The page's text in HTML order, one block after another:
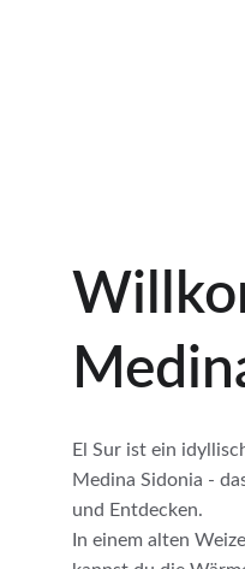
El Sur ist ein
Medina Sidonia -
und Entdecken.
In einem alten